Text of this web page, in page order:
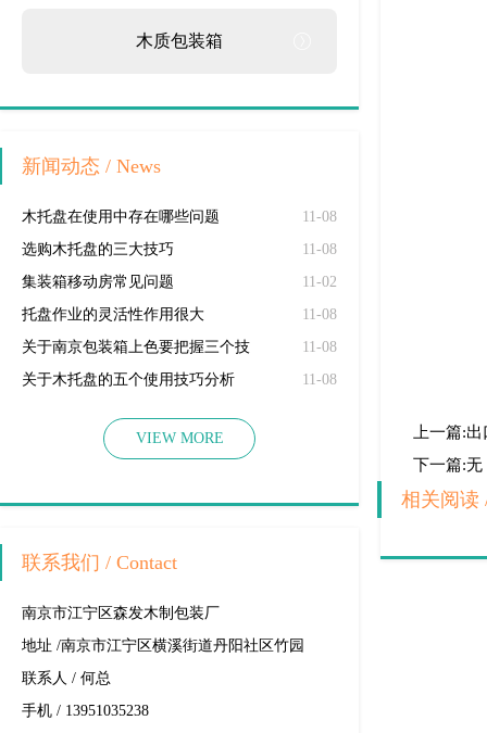
木质包装箱
新闻动态 / News
11-08
木托盘在使用中存在哪些问题
11-08
选购木托盘的三大技巧
11-02
集装箱移动房常见问题
11-08
托盘作业的灵活性作用很大
11-08
关于南京包装箱上色要把握三个技
巧
11-08
关于木托盘的五个使用技巧分析
VIEW MORE
联系我们 / Contact
南京市江宁区森发木制包装厂
地址 /南京市江宁区横溪街道丹阳社区竹园
联系人 / 何总
手机 / 13951035238
上一篇:出
下一篇:无
相关阅读